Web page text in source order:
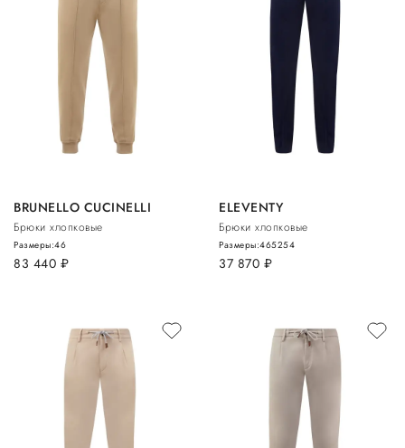
BRUNELLO CUCINELLI
Брюки хлопковые
83 440 руб.
Размеры:46
ELEVENTY
Брюки хлопковые
37 870 руб.
Размеры:465254